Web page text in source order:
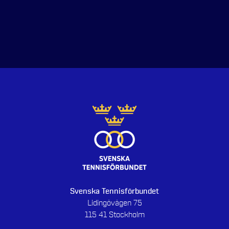
Svenska Tennisförbundet
Lidingövägen 75
115 41 Stockholm